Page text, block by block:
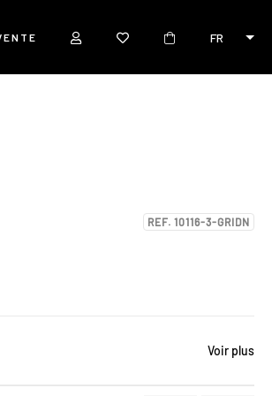
FR
REF. 10116-3-GRIDN
Voir plus